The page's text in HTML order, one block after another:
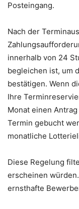
Posteingang.
Nach der
innerhalb von 24
begleichen ist, um
bestätigen. Wenn
Ihre
Monat einen
Termin gebucht
monatliche
Diese Regelung
erscheinen
ernsthafte